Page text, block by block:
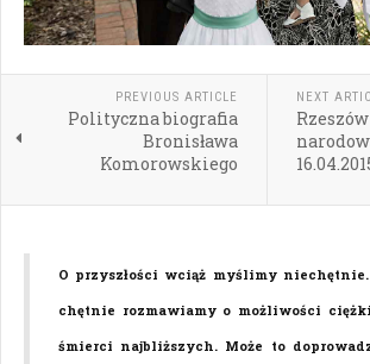
PREVIOUS ARTICLE
Polityczna biografia
Bronisława
Komorowskiego
NEXT
O przyszłości wciąż myślimy
chętnie rozmawiamy o możliwości
śmierci najbliższych. Może to